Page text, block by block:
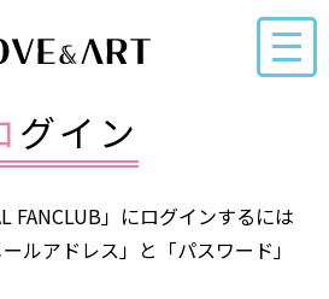
ログイン
FANCLUB」にログインするには
ルアドレス」と「パスワード」